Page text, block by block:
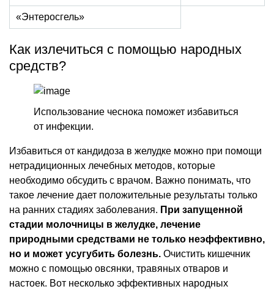
«Энтеросгель»
Как излечиться с помощью народных
средств?
Использование чеснока поможет избавиться
от инфекции.
Избавиться от кандидоза в желудке можно при помощи
нетрадиционных лечебных методов, которые
необходимо обсудить с врачом. Важно понимать, что
такое лечение дает положительные результаты только
на ранних стадиях заболевания. При запущенной
стадии молочницы в желудке, лечение
природными средствами не только неэффективно,
но и может усугубить болезнь. Очистить кишечник
можно с помощью овсянки, травяных отваров и
настоек. Вот несколько эффективных народных